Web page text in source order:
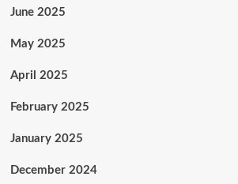
June 2025
May 2025
April 2025
February 2025
January 2025
December 2024